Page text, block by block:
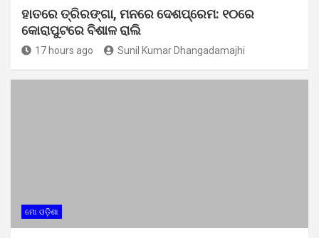
ହାତରେ ତ୍ରିରଙ୍ଗା, ମନରେ ଦେଶପ୍ରେମ: ୧୦ରେ
କୋରାପୁଟରେ ବିଶାଳ ରାଲି
17 hours ago Sunil Kumar Dhangadamajhi
ମୋ ଓଡ଼ିଶା